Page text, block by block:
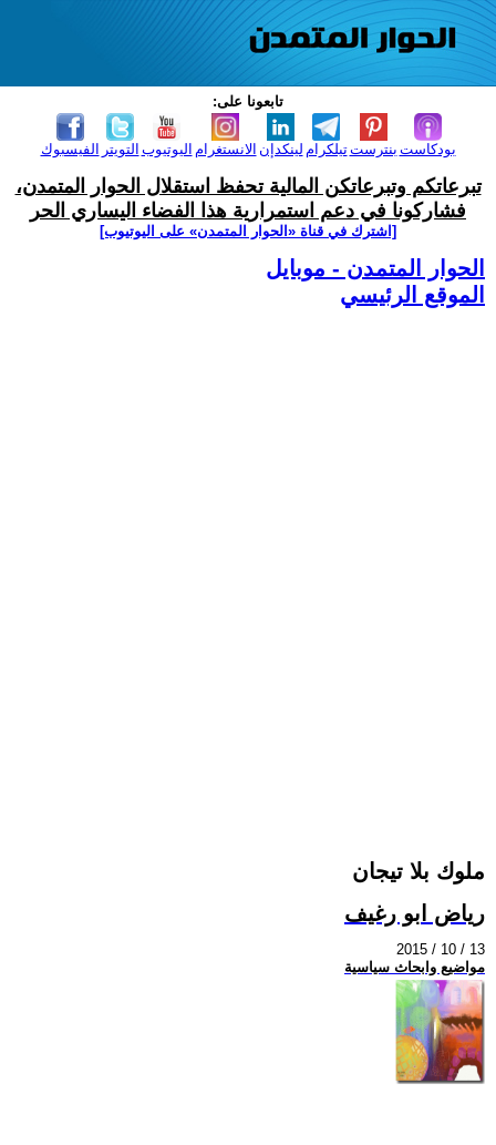
تابعونا على:
الفيسبوك التويتر اليوتيوب الانستغرام لينكدإن تيلكرامبنترست بودكاست
تبرعاتكم وتبرعاتكن المالية تحفظ استقلال الحوار المتمدن،
فشاركونا في دعم استمرارية هذا الفضاء اليساري الحر
[اشترك في قناة ‫«الحوار المتمدن» على اليوتيوب]
الحوار المتمدن - موبايل
الموقع الرئيسي
ملوك بلا تيجان
رياض ابو رغيف
2015 / 10 / 13
مواضيع وابحاث سياسية